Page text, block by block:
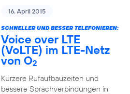
16. April 2015
SCHNELLER UND BESSER TELEFONIEREN:
Voice over LTE
(VoLTE) im LTE-Netz
von O2
Kürzere Rufaufbauzeiten und
bessere Sprachverbindungen in